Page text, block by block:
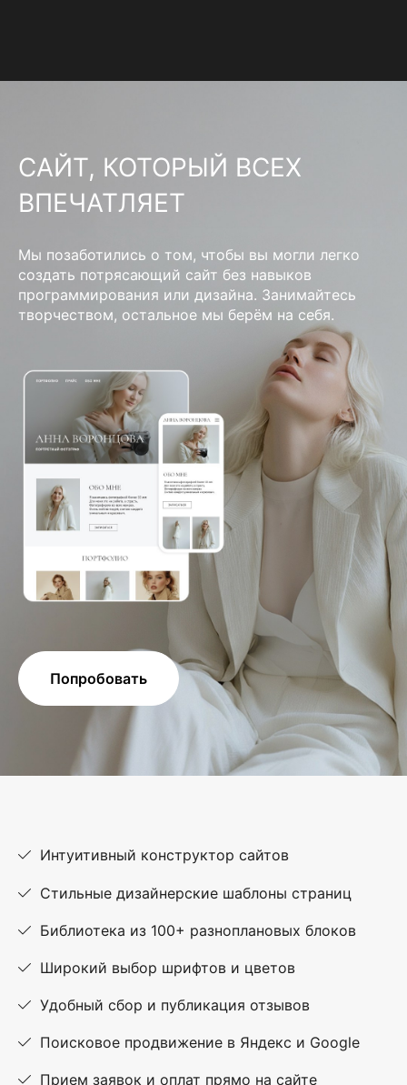
САЙТ, КОТОРЫЙ ВСЕХ
ВПЕЧАТЛЯЕТ
Мы позаботились о том, чтобы вы могли легко
создать потрясающий сайт без навыков
программирования или дизайна. Занимайтесь
творчеством, остальное мы берём на себя.
Попробовать
Интуитивный конструктор сайтов
Стильные дизайнерские шаблоны страниц
Библиотека из 100+ разноплановых блоков
Широкий выбор шрифтов и цветов
Удобный сбор и публикация отзывов
Поисковое продвижение в Яндекс и Google
Прием заявок и оплат прямо на сайте